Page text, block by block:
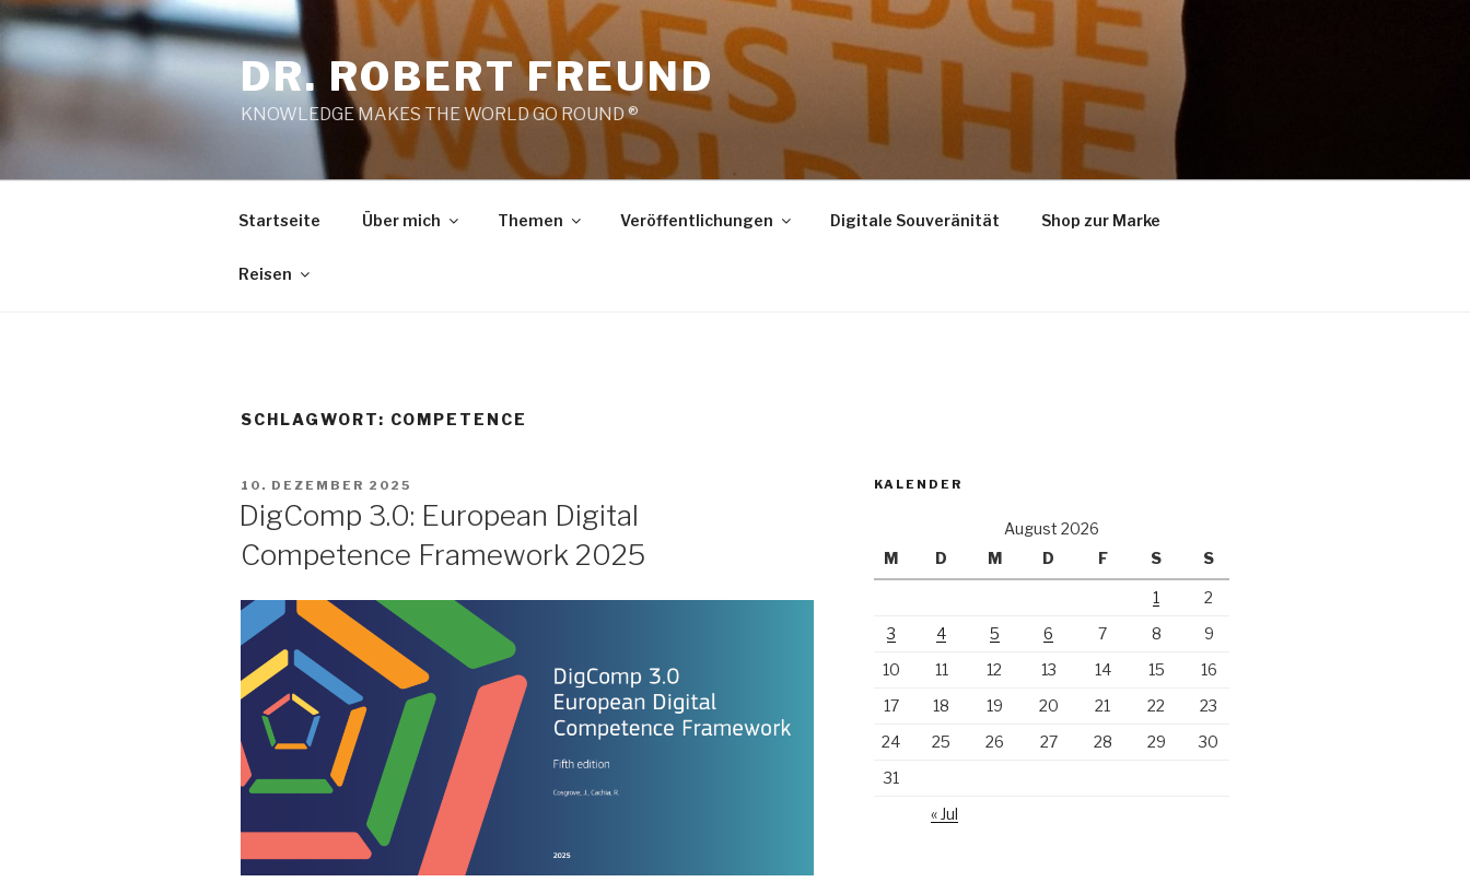
Zum
Inhalt
springen
DR. ROBERT FREUND
KNOWLEDGE MAKES THE WORLD GO ROUND ®
Startseite Über mich Themen Veröffentlichungen Digitale Souveränität Shop zur Marke
Reisen
SCHLAGWORT: COMPETENCE
VERÖFFENTLICHT
10. DEZEMBER 2025
DigComp 3.0: European Digital
Competence Framework 2025
KALENDER
August 2026
M
D M D F S S
1
2
3
4 5 6 7 8
9
10
11 12 13 14 15
16
17
18 19 20 21 22
23
24
25 26 27 28 29
30
31
« Jul